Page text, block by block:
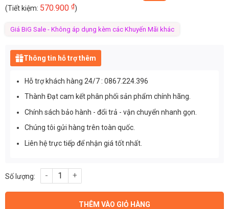
(Tiết kiệm: 570.900 ₫)
Giá BiG Sale - Không áp dụng kèm các Khuyến Mãi khác
Thông tin hỗ trợ thêm
Hỗ trợ khách hàng 24/7 : 0867.224.396
Thành Đạt cam kết phân phối sản phẩm chính hãng.
Chính sách bảo hành - đổi trả - vận chuyển nhanh gọn.
Chúng tôi gửi hàng trên toàn quốc.
Liên hệ trực tiếp để nhận giá tốt nhất.
Acti9 RCBO 1P+N 6kA, 300mA A9D41606 số lượng
THÊM VÀO GIỎ HÀNG